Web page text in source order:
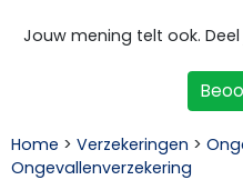
Jouw mening telt ook.
Home > Verzekeringen >
Ongevallenverzekering